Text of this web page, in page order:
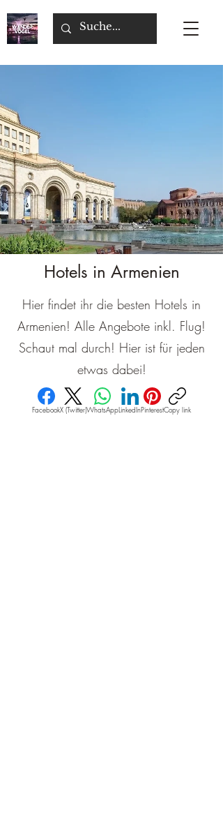
Hotels in Armenien
Hier findet ihr die besten Hotels in
Armenien! Alle Angebote inkl. Flug!
Schaut mal durch! Hier ist für jeden
etwas dabei!
FacebookX (Twitter)WhatsAppLinkedInPinterestCopy link